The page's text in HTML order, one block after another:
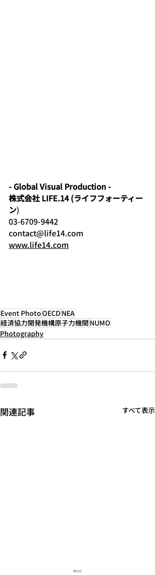
- Global Visual Production -
株式会社 LIFE.14 (ライフフォーティー
ン)
03-6709-9442
contact@life14.com
www.life14.com
Event PhotoOECD NEA
経済協力開発機構原子力機関 NUMO
Photography
関連記事 すべて表示